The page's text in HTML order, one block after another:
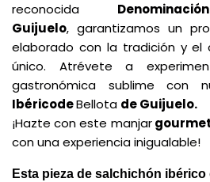
reconocida Denominación
Guijuelo, garantizamos un
elaborado con la tradición y el
único. Atrévete a
gastronómica sublime con
IbéricodeBellota de Guijuelo.
¡Hazte con este manjargourmet
con una experiencia inigualable!
Esta pieza de salchichón ibérico